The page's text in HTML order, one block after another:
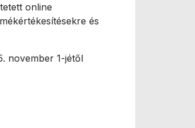
online
és
november 1-jétől